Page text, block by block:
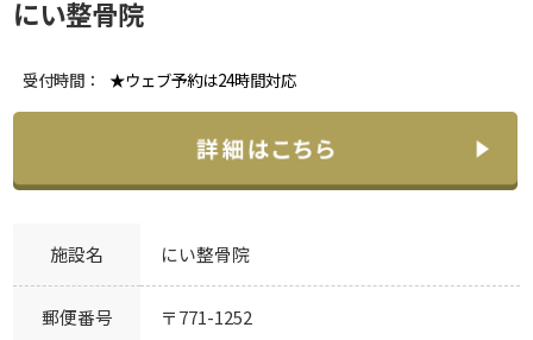
にい整骨院
受付時間： ★ウェブ予約は24時間対応
施設名 にい整骨院
郵便番号 〒771-1252